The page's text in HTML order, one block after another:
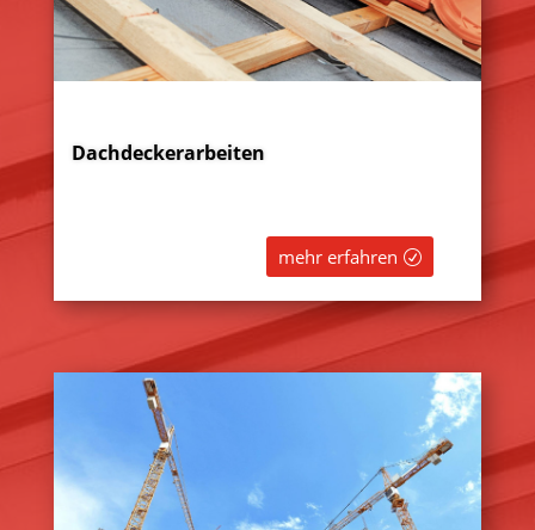
Dachdeckerarbeiten
mehr erfahren